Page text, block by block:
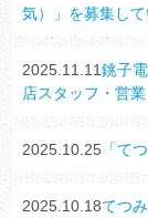
気）」を募集して
2025.11.11銚子
店スタッフ・営
2025.10.25 「て
2025.10.18てつ